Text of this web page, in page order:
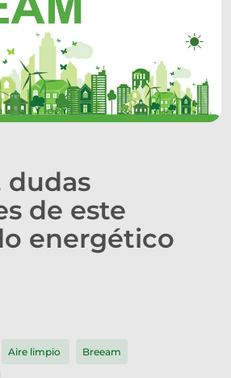
dudas
de este
energético
Aire limpio Breeam